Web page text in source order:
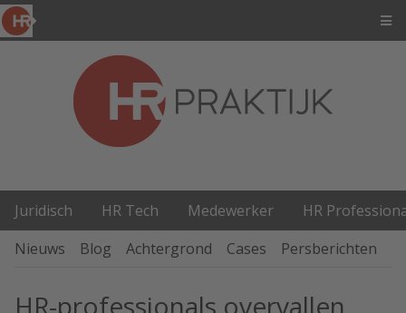
Juridisch HR Tech Medewerker
HR
Nieuws
Blog Achtergrond Cases Persberichten
HR-professionals overvallen